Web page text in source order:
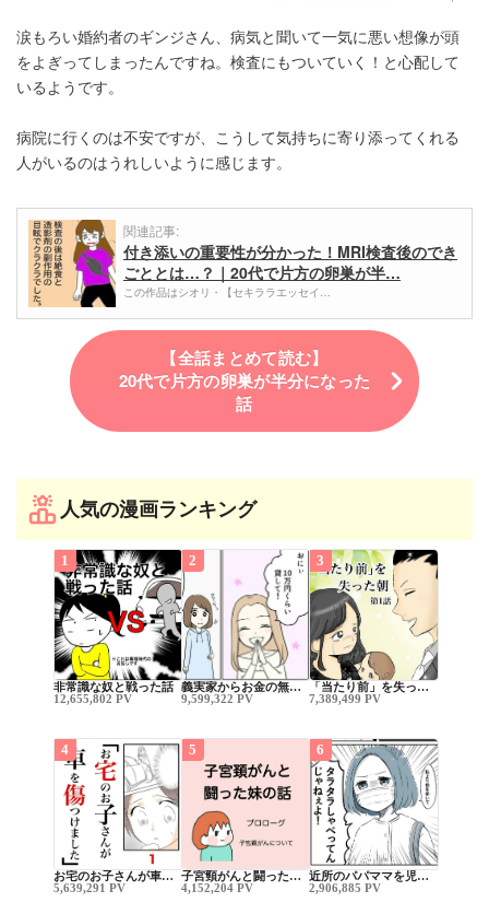
涙もろい婚約者のギンジさん、病気と聞いて一気に悪い想像が頭
をよぎってしまったんですね。検査にもついていく！と心配して
いるようです。
病院に行くのは不安ですが、こうして気持ちに寄り添ってくれる
人がいるのはうれしいように感じます。
関連記事:
付き添いの重要性が分かった！MRI検査後のでき
ごととは…？｜20代で片方の卵巣が半…
この作品はシオリ・【セキララエッセイ…
【全話まとめて読む】
20代で片方の卵巣が半分になった
話
人気の漫画ランキング
1
非常識な奴と戦った話
12,655,802 PV
2
義実家からお金の無…
9,599,322 PV
3
「当たり前」を失っ…
7,389,499 PV
4
お宅のお子さんが車…
5,639,291 PV
5
子宮頸がんと闘った…
4,152,204 PV
6
近所のパパママを児…
2,906,885 PV